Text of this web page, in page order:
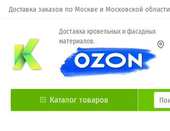
Доставка заказов по Москве и Московской области
Доставка кровельных и фасадных
материалов.
Каталог товаров